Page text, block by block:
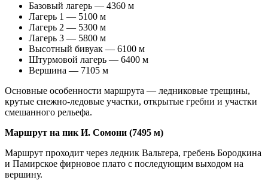
Базовый лагерь — 4360 м
Лагерь 1 — 5100 м
Лагерь 2 — 5300 м
Лагерь 3 — 5800 м
Высотный бивуак — 6100 м
Штурмовой лагерь — 6400 м
Вершина — 7105 м
Основные особенности маршрута — ледниковые трещины,
крутые снежно-ледовые участки, открытые гребни и участки
смешанного рельефа.
Маршрут на пик И. Сомони (7495 м)
Маршрут проходит через ледник Вальтера, гребень Бородкина
и Памирское фирновое плато с последующим выходом на
вершину.